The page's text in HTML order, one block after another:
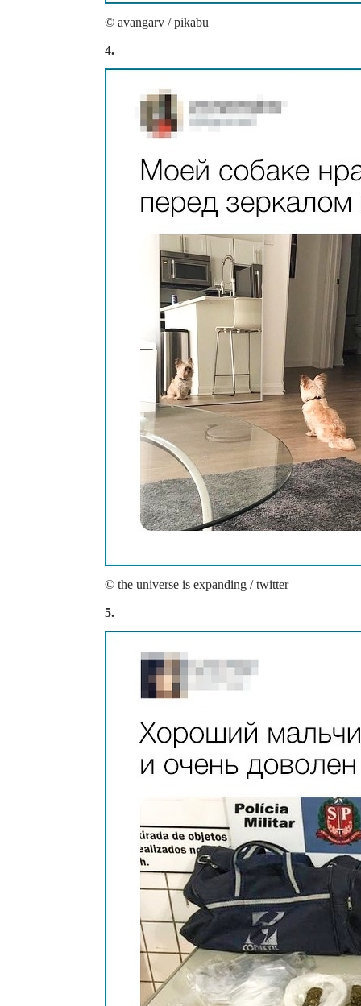
© avangarv / pikabu
4.
© the universe is expanding / twitter
5.